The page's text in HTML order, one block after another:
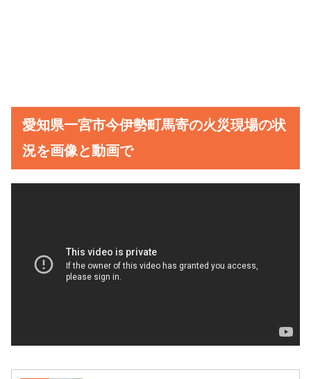
愛知県一宮市今伊勢町馬寄の火災現場の状
況を画像と動画で